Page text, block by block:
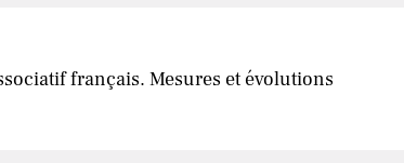
français. Mesures et évolutions